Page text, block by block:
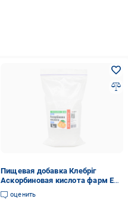
Пищевая добавка Клебріг
Аскорбиновая кислота фарм Е
300 1 кг (18340022)
оценить